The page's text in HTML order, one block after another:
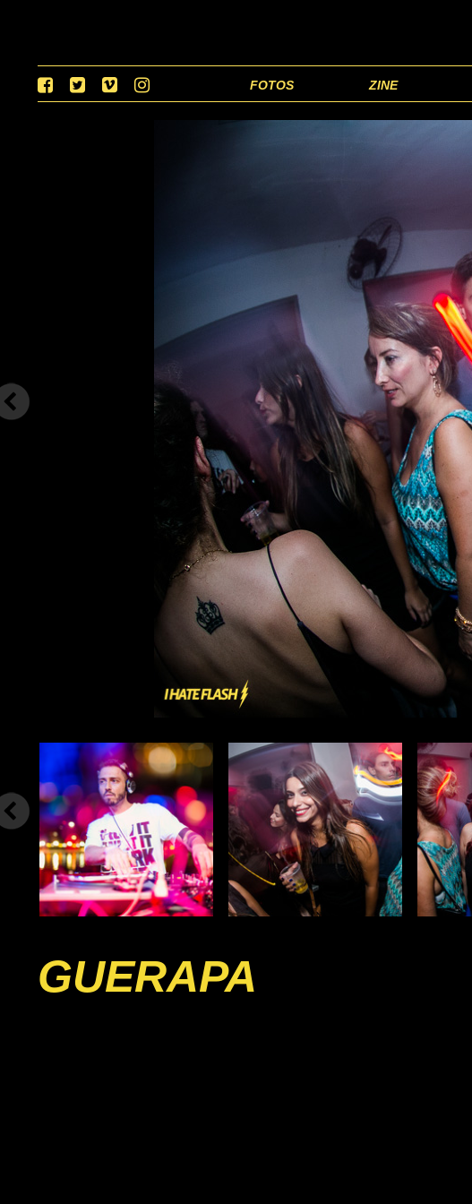
FOTOS ZINE
GUERAPA